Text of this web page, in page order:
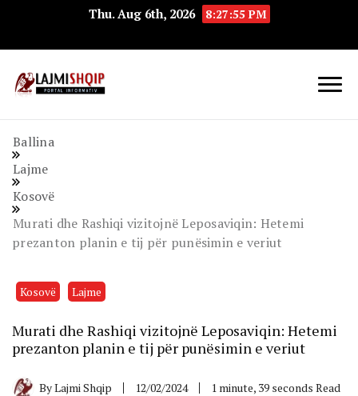
Thu. Aug 6th, 2026 8:27:55 PM
Ballina
Lajme
Kosovë
Murati dhe Rashiqi vizitojnë Leposaviqin: Hetemi
prezanton planin e tij për punësimin e veriut
Kosovë Lajme
Murati dhe Rashiqi vizitojnë Leposaviqin: Hetemi
prezanton planin e tij për punësimin e veriut
ByLajmi Shqip 12/02/2024 1 minute, 39 seconds Read